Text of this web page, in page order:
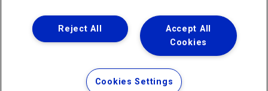
Copyright © 2026 - Todos os Direitos Reservados.
Nossa natureza movimenta a vida
Termos Gerais de Uso de Sites e Aplicativos
Política de Privacidade e Proteção de Dados
Accept All
Cookies
Reject All
Cookies Settings